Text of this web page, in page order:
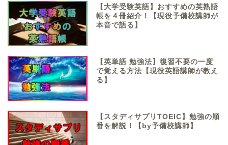
【大学受験英語】おすすめの英熟語
帳を４冊紹介！【現役予備校講師が
本音で語る】
【英単語 勉強法】復習不要の一度
で覚える方法【現役英語講師が教え
る】
【スタディサプリTOEIC】勉強の順
番を解説！【by予備校講師】